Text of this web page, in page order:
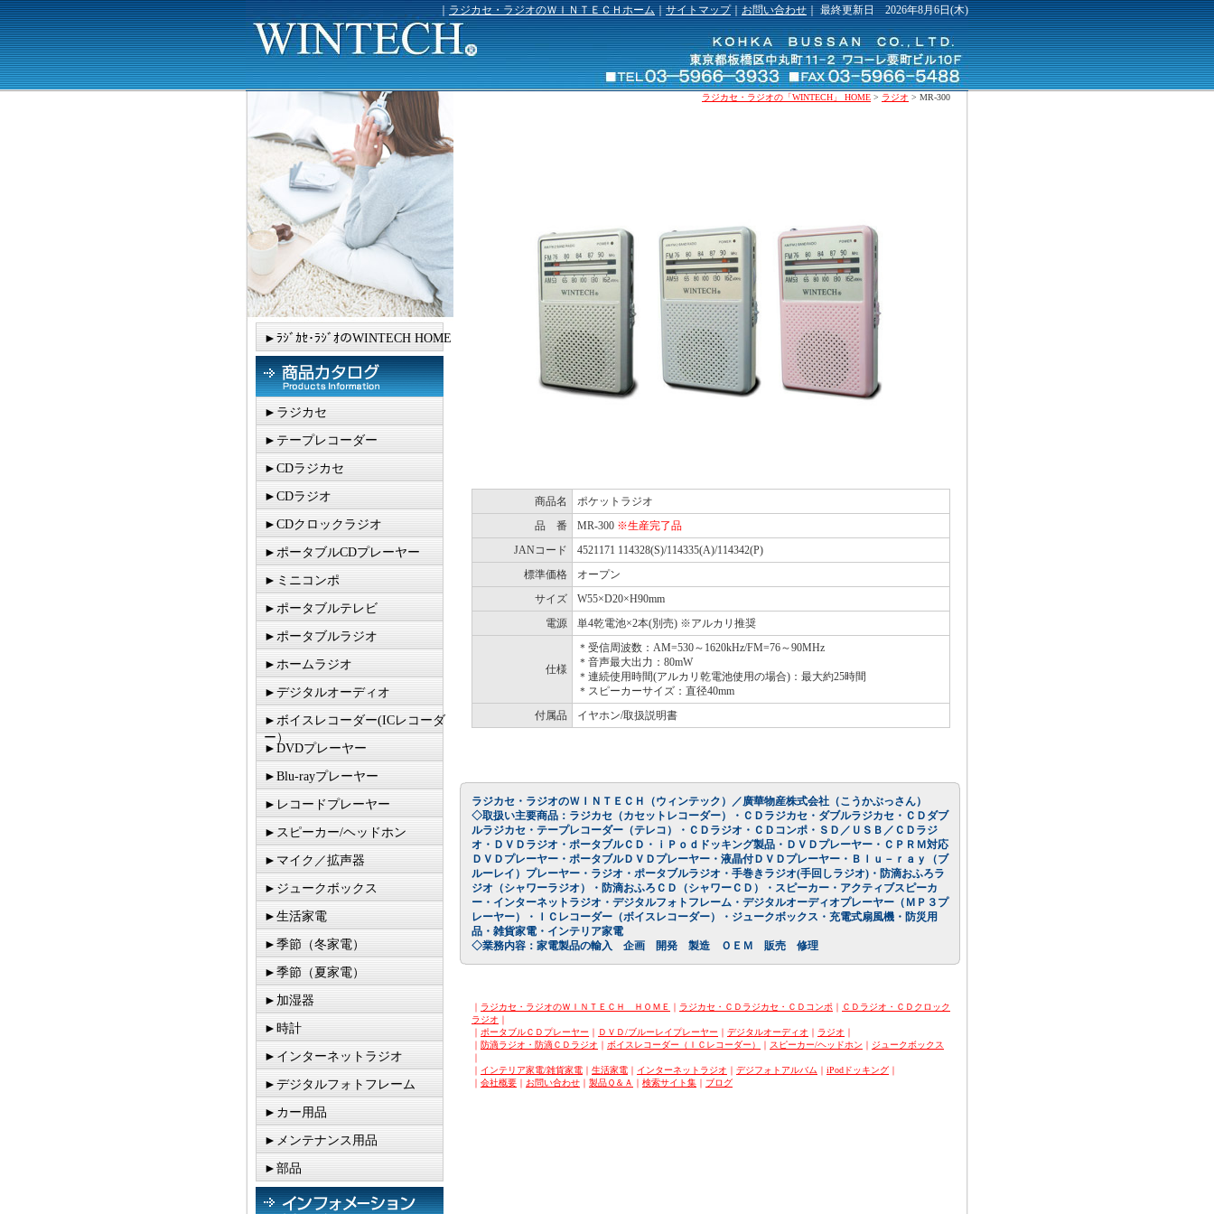
｜ラジカセ・ラジオのＷＩＮＴＥＣＨホーム｜サイトマップ｜お問い合わせ｜ 最終更新日 2026年8月6日(木)
►ﾗｼﾞｶｾ･ﾗｼﾞｵのWINTECH HOME
►ラジカセ
►テープレコーダー
►CDラジカセ
►CDラジオ
►CDクロックラジオ
►ポータブルCDプレーヤー
►ミニコンポ
►ポータブルテレビ
►ポータブルラジオ
►ホームラジオ
►デジタルオーディオ
►ボイスレコーダー(ICレコーダ
ー）
►DVDプレーヤー
►Blu-rayプレーヤー
►レコードプレーヤー
►スピーカー/ヘッドホン
►マイク／拡声器
►ジュークボックス
►生活家電
►季節（冬家電）
►季節（夏家電）
►加湿器
►時計
►インターネットラジオ
►デジタルフォトフレーム
►カー用品
►メンテナンス用品
►部品
ラジカセ・ラジオの「WINTECH」 HOME > ラジオ > MR-300
商品名
ポケットラジオ
品 番
MR-300 ※生産完了品
JANコード
4521171 114328(S)/114335(A)/114342(P)
標準価格
オープン
サイズ
W55×D20×H90mm
電源
単4乾電池×2本(別売) ※アルカリ推奨
仕様
＊受信周波数：AM=530～1620kHz/FM=76～90MHz
＊音声最大出力：80mW
＊連続使用時間(アルカリ乾電池使用の場合)：最大約25時間
＊スピーカーサイズ：直径40mm
付属品
イヤホン/取扱説明書
ラジカセ・ラジオのＷＩＮＴＥＣＨ
（ウィンテック）／廣華物産株式会社（こうかぶっさん）
◇取扱い主要商品：ラジカセ（カセットレコーダー）・ＣＤラジカセ・ダブルラジカセ・ＣＤダブ
ルラジカセ・テープレコーダー（テレコ）・ＣＤラジオ・ＣＤコンポ・ＳＤ／ＵＳＢ／ＣＤラジ
オ・ＤＶＤラジオ・ポータブルＣＤ・ｉＰｏｄドッキング製品・ＤＶＤプレーヤー・ＣＰＲＭ対応
ＤＶＤプレーヤー・ポータブルＤＶＤプレーヤー・液晶付ＤＶＤプレーヤー・Ｂｌｕ－ｒａｙ（ブ
ルーレイ）プレーヤー・ラジオ・ポータブルラジオ・手巻きラジオ(手回しラジオ)・防滴おふろラ
ジオ（シャワーラジオ）・防滴おふろＣＤ（シャワーＣＤ）・スピーカー・アクティブスピーカ
ー・インターネットラジオ・デジタルフォトフレーム・デジタルオーディオプレーヤー（ＭＰ３プ
レーヤー）・ＩＣレコーダー（ボイスレコーダー）・ジュークボックス・充電式扇風機・防災用
品・雑貨家電・インテリア家電
◇業務内容：家電製品の輸入 企画 開発 製造 ＯＥＭ 販売 修理
｜ ラジカセ・ラジオのＷＩＮＴＥＣＨ ＨＯＭＥ ｜ ラジカセ・ＣＤラジカセ・ＣＤコンポ ｜ ＣＤラジオ・ＣＤクロック
ラジオ ｜
｜ ポータブルＣＤプレーヤー ｜ ＤＶＤ/ブルーレイプレーヤー ｜ デジタルオーディオ ｜ ラジオ ｜
｜ 防滴ラジオ・防滴ＣＤラジオ ｜ ボイスレコーダー（ＩＣレコーダー） ｜ スピーカー/ヘッドホン ｜ ジュークボックス
｜
｜ インテリア家電/雑貨家電 ｜ 生活家電 ｜ インターネットラジオ ｜ デジフォトアルバム ｜ iPodドッキング ｜
｜ 会社概要 ｜ お問い合わせ ｜ 製品Ｑ＆Ａ ｜ 検索サイト集 ｜ ブログ